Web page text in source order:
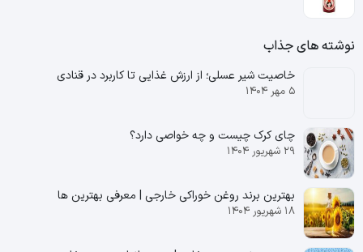
نوشته های جذاب
خاصیت شیر عسلی؛ از ارزش غذایی تا کاربرد در قنادی
۵ مهر ۱۴۰۴
چای کرک چیست و چه خواصی دارد؟
۲۹ شهریور ۱۴۰۴
بهترین برند روغن خوراکی خارجی | معرفی بهترین ها
۱۸ شهریور ۱۴۰۴